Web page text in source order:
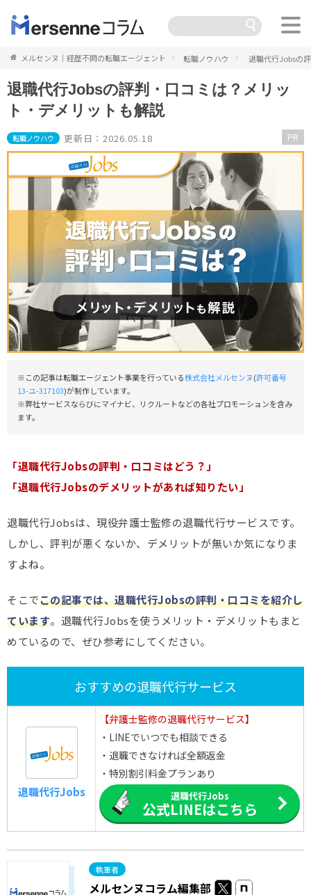
メルセンヌ｜経歴不問の転職エージェント 転職ノウハウ 退職代行Jobsの
退職代行Jobsの評判・口コミは？メリッ
ト・デメリットも解説
転職ノウハウ 更新日：2026.05.18 PR
※この記事は転職エージェント事業を行っている株式会社メルセンヌ(許可番号
13-ユ-317103)が制作しています。
※弊社サービスならびにマイナビ、リクルートなどの各社プロモーションを含み
ます。
「退職代行Jobsの評判・口コミはどう？」
「退職代行Jobsのデメリットがあれば知りたい」
退職代行Jobsは、現役弁護士監修の退職代行サービスです。
しかし、評判が悪くないか、デメリットが無いか気になりま
すよね。
そこでこの記事では、退職代行Jobsの評判・口コミを紹介し
ています。退職代行Jobsを使うメリット・デメリットもまと
めているので、ぜひ参考にしてください。
おすすめの退職代行サービス
退職代行Jobs
【弁護士監修の退職代行サービス】
・LINEでいつでも相談できる
・退職できなければ全額返金
・特別割引料金プランあり
退職代行Jobs
公式LINEはこちら
メルセンヌコラム編集部